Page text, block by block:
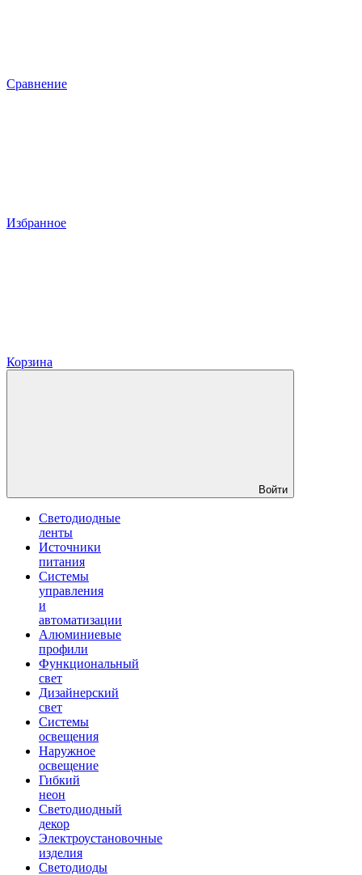
Сравнение
Избранное
Корзина
Войти
Светодиодные
ленты
Источники
питания
Системы
управления
и
автоматизации
Алюминиевые
профили
Функциональный
свет
Дизайнерский
свет
Системы
освещения
Наружное
освещение
Гибкий
неон
Светодиодный
декор
Электроустановочные
изделия
Светодиоды